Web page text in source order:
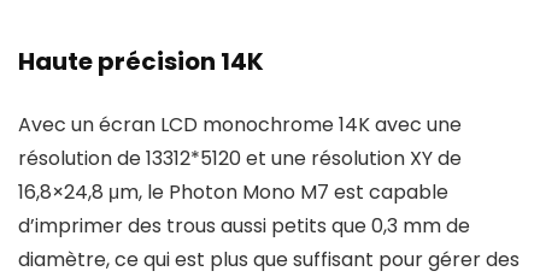
Haute précision 14K
Avec un écran LCD monochrome 14K avec une
résolution de 13312*5120 et une résolution XY de
16,8×24,8 μm, le Photon Mono M7 est capable
d’imprimer des trous aussi petits que 0,3 mm de
diamètre, ce qui est plus que suffisant pour gérer des